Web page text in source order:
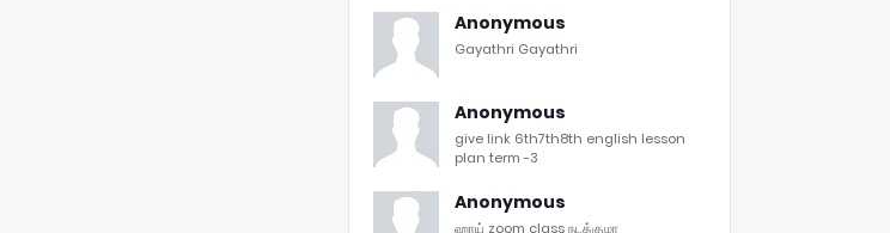
Anonymous
Gayathri Gayathri
Anonymous
give link 6th7th8th english lesson
plan term -3
Anonymous
ஹாய் zoom class நடக்குமா